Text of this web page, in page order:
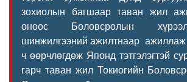
зохиолын багшаар таван жил
оноос Боловсролын
шинжилгээний ажилтнаар ажиллаж
ч өөрчлөгдөж Японд тэтгэлэгтэй
гарч таван жил Токиогийн